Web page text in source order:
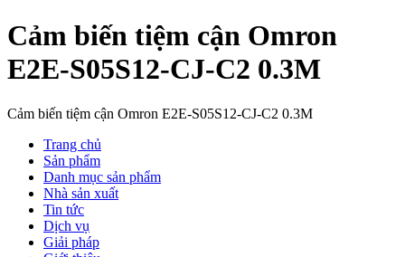
Cảm biến tiệm cận Omron
E2E-S05S12-CJ-C2 0.3M
Cảm biến tiệm cận Omron E2E-S05S12-CJ-C2 0.3M
Trang chủ
Sản phẩm
Danh mục sản phẩm
Nhà sản xuất
Tin tức
Dịch vụ
Giải pháp